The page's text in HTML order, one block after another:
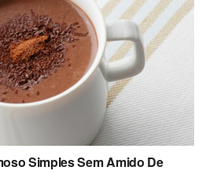
Simples Sem Amido De